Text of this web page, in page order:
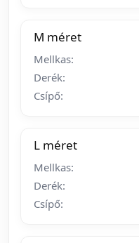
M méret
Mellkas:
Derék:
Csípő:
L méret
Mellkas:
Derék:
Csípő: